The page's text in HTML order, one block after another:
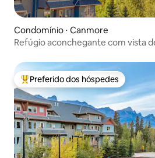
Condomínio ⋅ Canmore
Refúgio aconchegante com vista
Entre os melhores preferidos dos
Preferido dos hóspedes